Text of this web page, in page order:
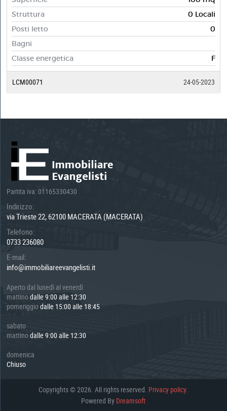
Struttura
0 Locali
Posti letto
0
Bagni
Classe energetica
F
LCM00071 24-05-2023
Partita iva: 01165330430
Indirizzo:
via Trieste 22, 62100 MACERATA (MACERATA)
Telefono:
0733 236080
E-mail:
info@immobiliareevangelisti.it
Aperto dal lunedì al venerdì
mattinodalle 9:00 alle 12:30
pomeriggiodalle 15:00 alle 18:45
sabato
mattinodalle 9:00 alle 12:30
domenica
Chiuso
Copyrights © 2026. All rights reserved. Privacy policy.
Powered By Dreamsoft